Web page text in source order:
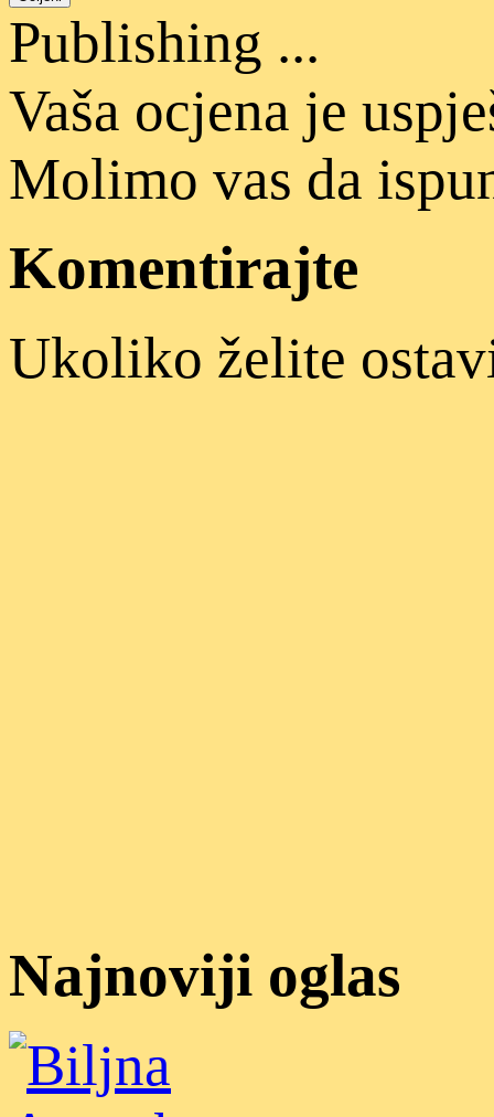
Publishing ...
Vaša ocjena je
Molimo vas da
Komentirajte
Ukoliko želite
Najnoviji oglas